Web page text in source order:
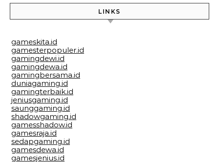
LINKS
gameskita.id
gamesterpopuler.id
gamingdewi.id
gamingdewa.id
gamingbersama.id
duniagaming.id
gamingterbaik.id
jeniusgaming.id
saunggaming.id
shadowgaming.id
gamesshadow.id
gamesraja.id
sedapgaming.id
gamesdewa.id
gamesjenius.id